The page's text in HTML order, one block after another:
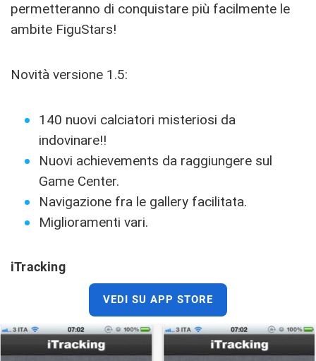
permetteranno di conquistare più facilmente le
ambite FiguStars!
Novità versione 1.5:
140 nuovi calciatori misteriosi da
indovinare!!
Nuovi achievements da raggiungere sul
Game Center.
Navigazione fra le gallery facilitata.
Miglioramenti vari.
iTracking
VEDI SU APP STORE